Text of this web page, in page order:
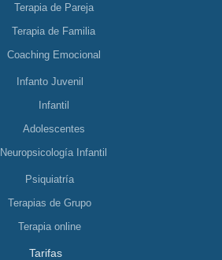
Terapia de Pareja
Terapia de Familia
Coaching Emocional
Infanto Juvenil
Infantil
Adolescentes
Neuropsicología Infantil
Psiquiatría
Terapias de Grupo
Terapia online
Tarifas